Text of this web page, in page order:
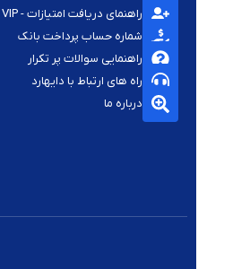
راهنمای دریافت امتیازات - VIP
شماره حساب پرداخت بانک
راهنمایی سوالات پر تکرار
راه های ارتباط با دایهارد
درباره ما